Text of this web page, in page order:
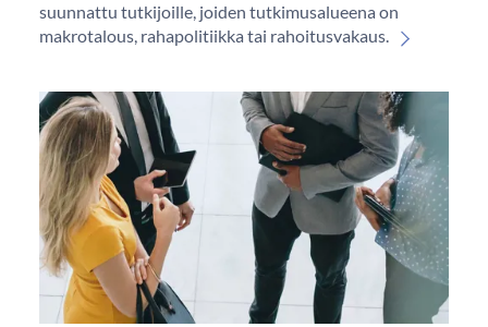
suunnattu tutkijoille, joiden tutkimusalueena on
makrotalous, rahapolitiikka tai rahoitusvakaus.